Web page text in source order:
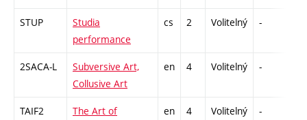
STUP
Studia
performance
cs 2 Volitelný -
2SACA-L
Subversive Art,
Collusive Art
en 4 Volitelný -
TAIF2
The Art of
en 4 Volitelný -